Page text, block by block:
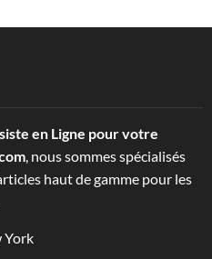
en Ligne pour votre
, nous sommes spécialisés
haut de gamme pour les
York